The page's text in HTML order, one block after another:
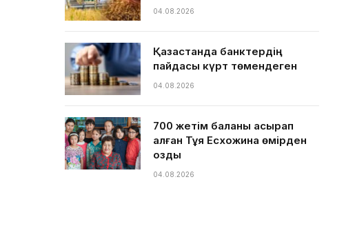
04.08.2026
Қазақстанда банктердің
пайдасы күрт төмендеген
04.08.2026
700 жетім баланы асырап
алған Тұяқ Есхожина өмірден
озды
04.08.2026